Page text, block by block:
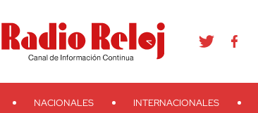
Teveo Ivoox RSS Search
NACIONALES INTERNACIONALES